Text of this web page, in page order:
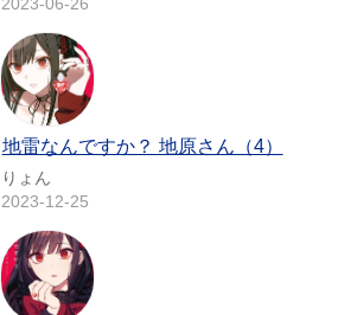
地雷なんですか？ 地原さん（4）
りょん
2023-12-25